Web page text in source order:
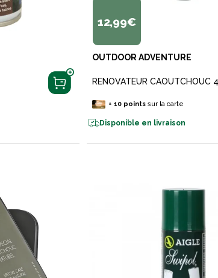
12,99€
OUTDOOR ADVENTURE
RENOVATEUR CAOUTCHOUC
+ 10pointssur la carte
Disponible en livraison